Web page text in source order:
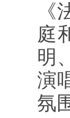
庭
明
演
氛